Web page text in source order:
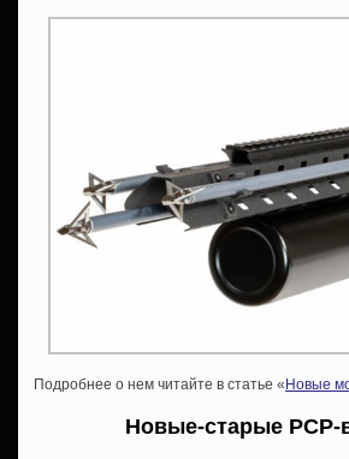
Подробнее о нем читайте в статье «Новые
Новые-старые PCP-